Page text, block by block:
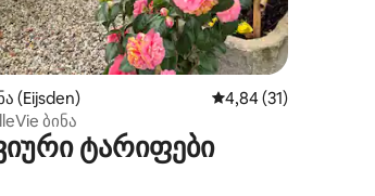
(Eijsden) საშუალო შეფასებაა
4,84 (31)
ბინა
ტარიფები